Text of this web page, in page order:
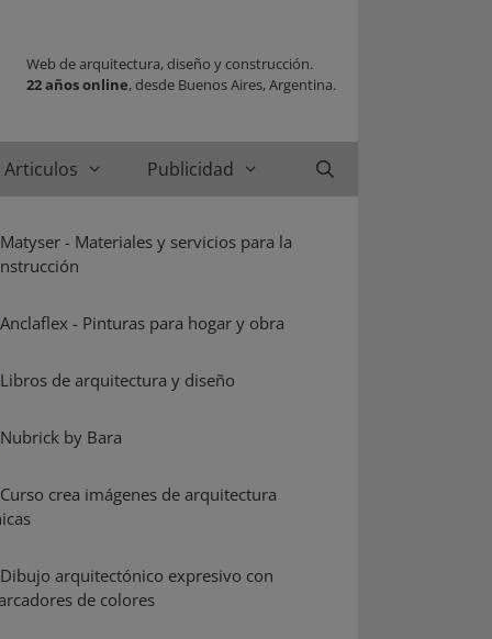
Web de arquitectura, diseño y construcción.
22 años online, desde Buenos Aires, Argentina.
Articulos Publicidad